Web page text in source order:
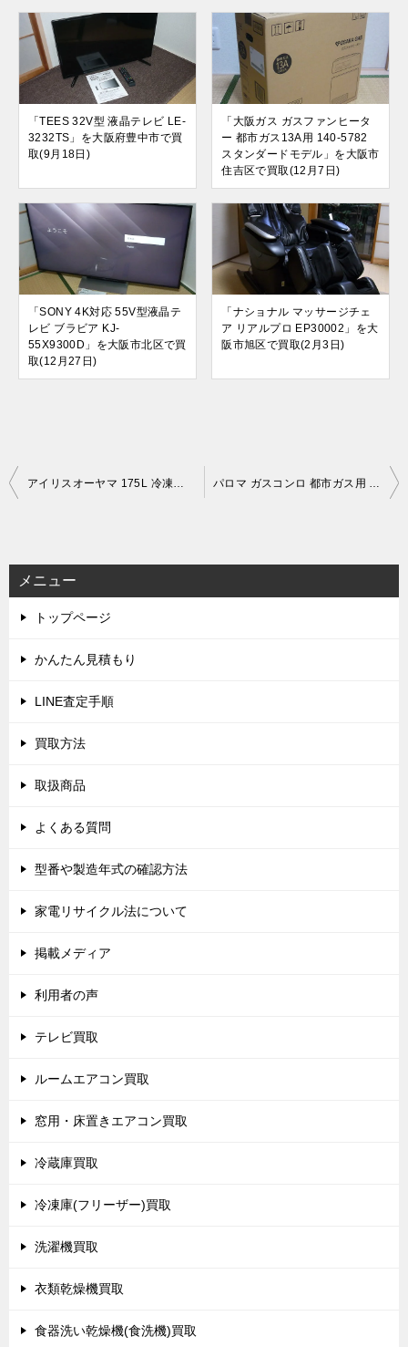
「TEES 32V型 液晶テレビ LE-
3232TS」を大阪府豊中市で買
取(9月18日)
「大阪ガス ガスファンヒータ
ー 都市ガス13A用 140-5782
スタンダードモデル」を大阪市
住吉区で買取(12月7日)
「SONY 4K対応 55V型液晶テ
レビ ブラビア KJ-
55X9300D」を大阪市北区で買
取(12月27日)
「ナショナル マッサージチェ
ア リアルプロ EP30002」を大
阪市旭区で買取(2月3日)
投
ビ
ゲ
ー
シ
メニュー
トップページ
かんたん見積もり
LINE査定手順
買取方法
取扱商品
よくある質問
型番や製造年式の確認方法
家電リサイクル法について
掲載メディア
利用者の声
テレビ買取
ルームエアコン買取
窓用・床置きエアコン買取
冷蔵庫買取
冷凍庫(フリーザー)買取
洗濯機買取
衣類乾燥機買取
食器洗い乾燥機(食洗機)買取